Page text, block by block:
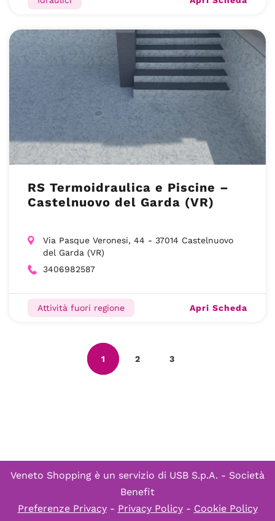
RS Termoidraulica e Piscine –
Castelnuovo del Garda (VR)
Via Pasque Veronesi, 44 - 37014 Castelnuovo
del Garda (VR)
3406982587
Attività fuori regione Apri Scheda
1 2 3
Veneto Shopping è un servizio di USB S.p.A. - Società
Benefit
Preferenze Privacy- Privacy Policy- Cookie Policy